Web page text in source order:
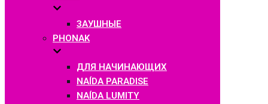
ЗАУШНЫЕ
PHONAK
ДЛЯ НАЧИНАЮЩИХ
NAÍDA PARADISE
NAÍDA LUMITY